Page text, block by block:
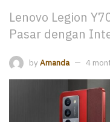
Lenovo Legion
Pasar dengan
by Amanda 4